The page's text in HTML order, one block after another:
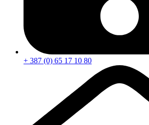
+ 387 (0) 65 17 10 80